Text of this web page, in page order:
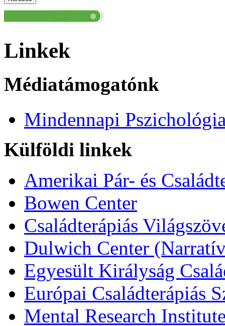
Linkek
Médiatámogatónk
Mindennapi
Külföldi linkek
Amerikai Pár- és
Bowen Center
Családterápiás
Dulwich Center
Egyesült Királyság
Európai Családterápiás
Mental Research